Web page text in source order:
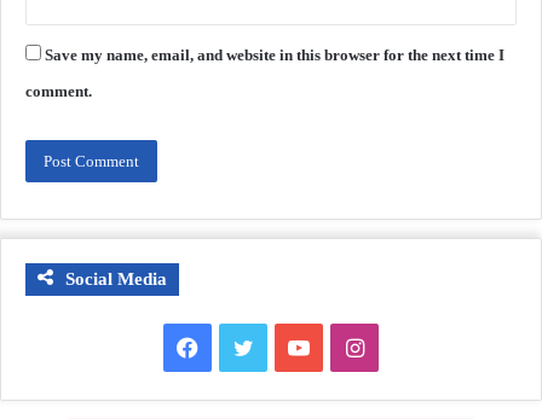
Save my name, email, and website in this browser for the next time I
comment.
Social Media
FacebookTwitterYouTubeInstagram